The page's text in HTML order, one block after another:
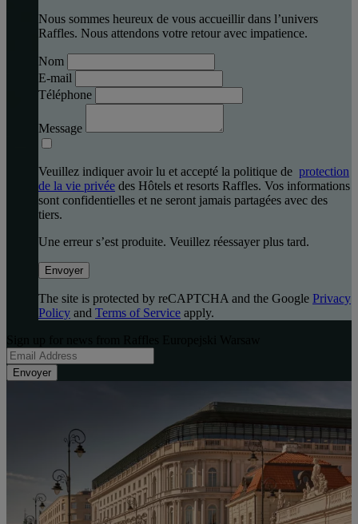
Nous sommes heureux de vous accueillir dans l’univers
Raffles. Nous attendons votre retour avec impatience.
Nom
E-mail
Téléphone
Message
Veuillez indiquer avoir lu et accepté la politique de protection
de la vie privée des Hôtels et resorts Raffles. Vos informations
sont confidentielles et ne seront jamais partagées avec des
tiers.
Une erreur s’est produite. Veuillez réessayer plus tard.
Envoyer
The site is protected by reCAPTCHA and the Google Privacy
Policy and Terms of Service apply.
Envoyer